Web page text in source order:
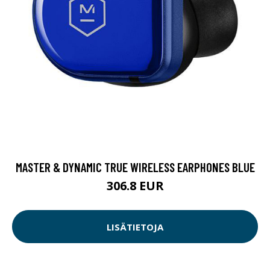
MASTER & DYNAMIC TRUE WIRELESS EARPHONES BLUE
306.8 EUR
LISÄTIETOJA